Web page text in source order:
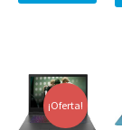
¡Oferta!